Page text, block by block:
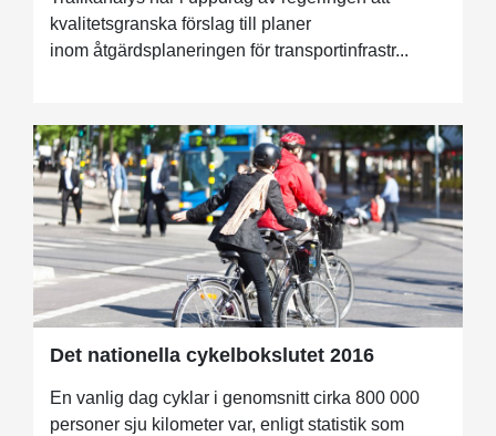
kvalitetsgranska förslag till planer
inom åtgärdsplaneringen för transportinfrastr...
Det nationella cykelbokslutet 2016
En vanlig dag cyklar i genomsnitt cirka 800 000
personer sju kilometer var, enligt statistik som